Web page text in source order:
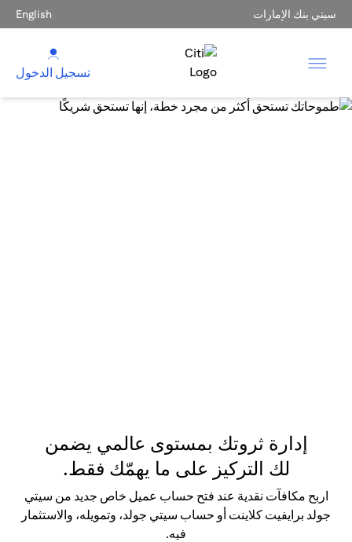
سيتي بنك الإمارات English
تسجيل الدخول
إدارة ثروتك بمستوى عالمي يضمن
لك التركيز على ما يهمّك فقط.
اربح مكافآت نقدية عند فتح حساب عميل خاص جديد من سيتي
جولد برايفيت كلاينت أو حساب سيتي جولد، وتمويله، والاستثمار
فيه.